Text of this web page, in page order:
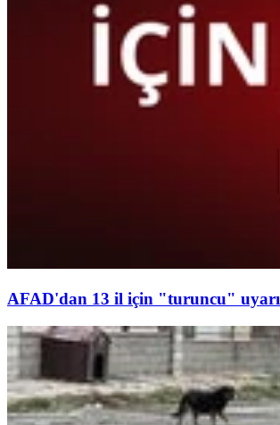
AFAD'dan 13 il için "turuncu" uyarı